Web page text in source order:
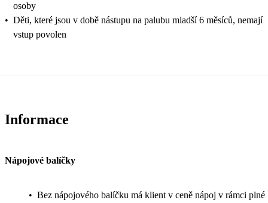
osoby
• Děti, které jsou v době nástupu na palubu mladší 6 měsíců, nemají
vstup povolen
Informace
Nápojové balíčky
• Bez nápojového balíčku má klient v ceně nápoj v rámci plné